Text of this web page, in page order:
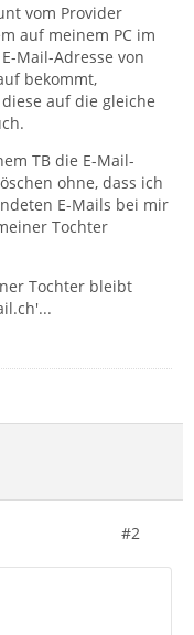
vom Provider
auf meinem PC im
Mail-Adresse von
bekommt,
auf die gleiche
TB die E-Mail-
ohne, dass ich
E-Mails bei mir
Tochter
Tochter bleibt
#2